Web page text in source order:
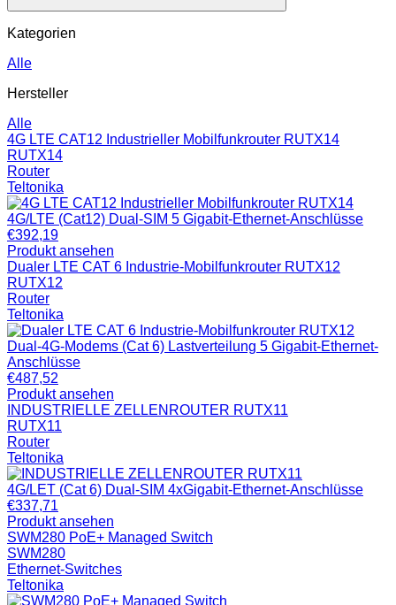
Kategorien
Alle
Hersteller
Alle
4G LTE CAT12 Industrieller Mobilfunkrouter RUTX14
RUTX14
Router
Teltonika
4G/LTE (Cat12) Dual-SIM 5 Gigabit-Ethernet-Anschlüsse
€392,19
Produkt ansehen
Dualer LTE CAT 6 Industrie-Mobilfunkrouter RUTX12
RUTX12
Router
Teltonika
Dual-4G-Modems (Cat 6) Lastverteilung 5 Gigabit-Ethernet-
Anschlüsse
€487,52
Produkt ansehen
INDUSTRIELLE ZELLENROUTER RUTX11
RUTX11
Router
Teltonika
4G/LET (Cat 6) Dual-SIM 4xGigabit-Ethernet-Anschlüsse
€337,71
Produkt ansehen
SWM280 PoE+ Managed Switch
SWM280
Ethernet-Switches
Teltonika